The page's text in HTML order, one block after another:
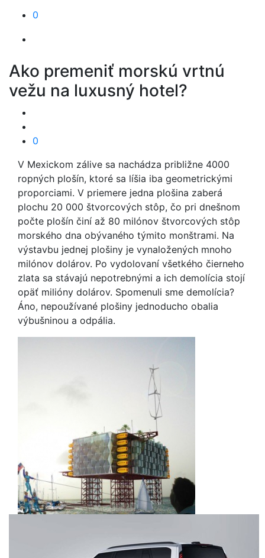
0
Ako premeniť morskú vrtnú
vežu na luxusný hotel?
0
V Mexickom zálive sa nachádza približne 4000
ropných plošín, ktoré sa líšia iba geometrickými
proporciami. V priemere jedna plošina zaberá
plochu 20 000 štvorcových stôp, čo pri dnešnom
počte plošín činí až 80 milónov štvorcových stôp
morského dna obývaného týmito monštrami. Na
výstavbu jednej plošiny je vynaložených mnoho
milónov dolárov. Po vydolovaní všetkého čierneho
zlata sa stávajú nepotrebnými a ich demolícia stojí
opäť milióny dolárov. Spomenuli sme demolícia?
Áno, nepoužívané plošiny jednoducho obalia
výbušninou a odpália.